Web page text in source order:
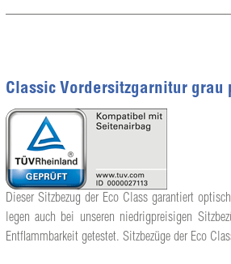
Classic Vordersitzgarnitur grau
Dieser Sitzbezug der Eco Class garantiert
legen auch bei unseren niedrigpreisigen
Entflammbarkeit getestet. Sitzbezüge der Eco